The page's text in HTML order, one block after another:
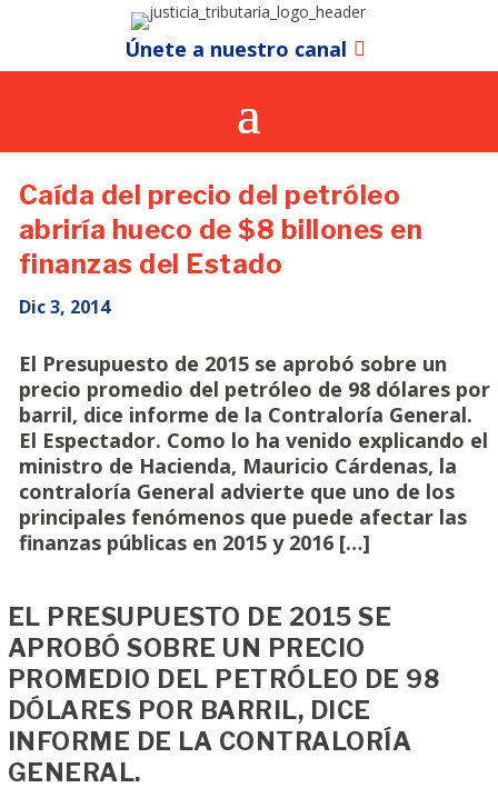
Únete a nuestro canal
Caída del precio del petróleo
abriría hueco de $8 billones en
finanzas del Estado
Dic 3, 2014
El Presupuesto de 2015 se aprobó sobre un
precio promedio del petróleo de 98 dólares por
barril, dice informe de la Contraloría General.
El Espectador. Como lo ha venido explicando el
ministro de Hacienda, Mauricio Cárdenas, la
contraloría General advierte que uno de los
principales fenómenos que puede afectar las
finanzas públicas en 2015 y 2016 […]
EL PRESUPUESTO DE 2015 SE
APROBÓ SOBRE UN PRECIO
PROMEDIO DEL PETRÓLEO DE 98
DÓLARES POR BARRIL, DICE
INFORME DE LA CONTRALORÍA
GENERAL.